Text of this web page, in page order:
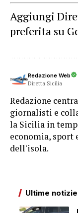
Aggiungi
preferita su
Redazione Web
Diretta Sicilia
Redazione
giornalisti e
la Sicilia in
economia, sport
dell'isola.
Ultime notizie